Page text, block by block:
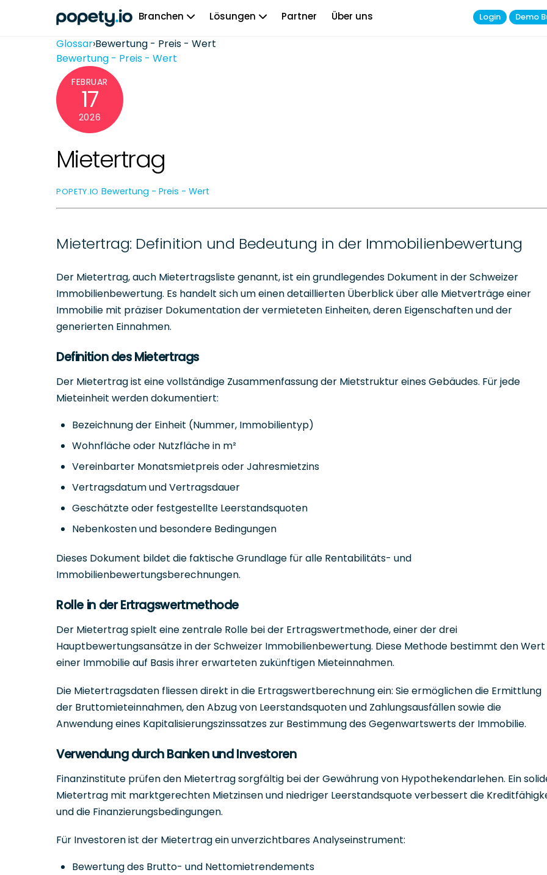
Branchen Lösungen Partner Über uns Login Demo
Glossar›Bewertung - Preis - Wert
Bewertung - Preis - Wert
FEBRUAR
17
2026
Mietertrag
POPETY.IO Bewertung - Preis - Wert
Mietertrag: Definition und Bedeutung in der Immobilienbewertung
Der Mietertrag, auch Mietertragsliste genannt, ist ein grundlegendes Dokument in der Schweizer
Immobilienbewertung. Es handelt sich um einen detaillierten Überblick über alle Mietverträge einer
Immobilie mit präziser Dokumentation der vermieteten Einheiten, deren Eigenschaften und der
generierten Einnahmen.
Definition des Mietertrags
Der Mietertrag ist eine vollständige Zusammenfassung der Mietstruktur eines Gebäudes. Für jede
Mieteinheit werden dokumentiert:
Bezeichnung der Einheit (Nummer, Immobilientyp)
Wohnfläche oder Nutzfläche in m²
Vereinbarter Monatsmietpreis oder Jahresmietzins
Vertragsdatum und Vertragsdauer
Geschätzte oder festgestellte Leerstandsquoten
Nebenkosten und besondere Bedingungen
Dieses Dokument bildet die faktische Grundlage für alle Rentabilitäts- und
Immobilienbewertungsberechnungen.
Rolle in der Ertragswertmethode
Der Mietertrag spielt eine zentrale Rolle bei der Ertragswertmethode, einer der drei
Hauptbewertungsansätze in der Schweizer Immobilienbewertung. Diese Methode bestimmt den Wert
einer Immobilie auf Basis ihrer erwarteten zukünftigen Mieteinnahmen.
Die Mietertragsdaten fliessen direkt in die Ertragswertberechnung ein: Sie ermöglichen die Ermittlung
der Bruttomieteinnahmen, den Abzug von Leerstandsquoten und Zahlungsausfällen sowie die
Anwendung eines Kapitalisierungszinssatzes zur Bestimmung des Gegenwartswerts der Immobilie.
Verwendung durch Banken und Investoren
Finanzinstitute prüfen den Mietertrag sorgfältig bei der Gewährung von Hypothekendarlehen. Ein
Mietertrag mit marktgerechten Mietzinsen und niedriger Leerstandsquote verbessert die
und die Finanzierungsbedingungen.
Für Investoren ist der Mietertrag ein unverzichtbares Analyseinstrument:
Bewertung des Brutto- und Nettomietrendements